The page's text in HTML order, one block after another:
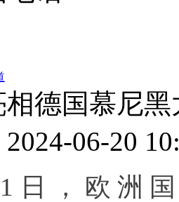
德国慕尼
06-20
日，欧洲